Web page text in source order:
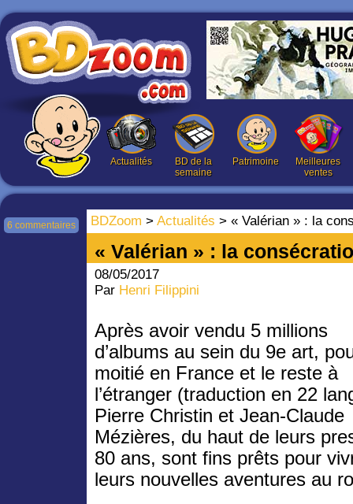
Actualités
BD de la
semaine
Patrimoine
Meilleures
ventes
BDZoom > Actualités > « Valérian » : la
6 commentaires
« Valérian » : la
08/05/2017
Par Henri Filippini
Après avoir vendu 5 millions
d’albums au sein du 9e art,
moitié en France et le reste à
l’étranger (traduction en 22
Pierre Christin et Jean-Claude
Mézières, du haut de leurs
80 ans, sont fins prêts pour
leurs nouvelles aventures au